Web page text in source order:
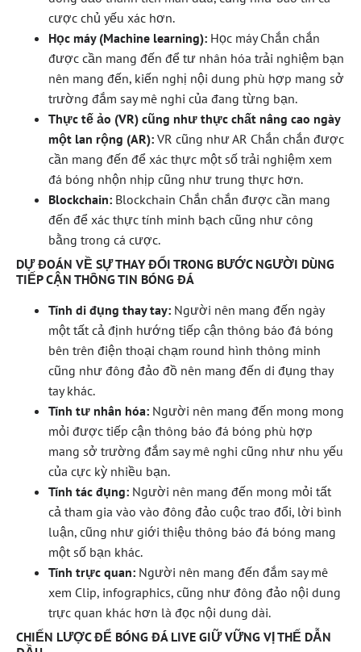
cược chủ yếu xác hơn.
Học máy (Machine learning): Học máy Chắn chắn
được cần mang đến để tư nhân hóa trải nghiệm bạn
nên mang đến, kiến nghị nội dung phù hợp mang sở
trường đắm say mê nghi của đang từng bạn.
Thực tế ảo (VR) cũng như thực chất nâng cao ngày
một lan rộng (AR): VR cũng như AR Chắn chắn được
cần mang đến để xác thực một số trải nghiệm xem
đá bóng nhộn nhịp cũng như trung thực hơn.
Blockchain: Blockchain Chắn chắn được cần mang
đến để xác thực tính minh bạch cũng như công
bằng trong cá cược.
DỰ ĐOÁN VỀ SỰ THAY ĐỔI TRONG BƯỚC NGƯỜI DÙNG
TIẾP CẬN THÔNG TIN BÓNG ĐÁ
Tính di đụng thay tay: Người nên mang đến ngày
một tất cả định hướng tiếp cận thông báo đá bóng
bên trên điện thoại chạm round hình thông minh
cũng như đông đảo đồ nên mang đến di đụng thay
tay khác.
Tính tư nhân hóa: Người nên mang đến mong mong
mỏi được tiếp cận thông báo đá bóng phù hợp
mang sở trường đắm say mê nghi cũng như nhu yếu
của cực kỳ nhiều bạn.
Tính tác đụng: Người nên mang đến mong mỏi tất
cả tham gia vào vào đông đảo cuộc trao đổi, lời bình
luận, cũng như giới thiệu thông báo đá bóng mang
một số bạn khác.
Tính trực quan: Người nên mang đến đắm say mê
xem Clip, infographics, cũng như đông đảo nội dung
trực quan khác hơn là đọc nội dung dài.
CHIẾN LƯỢC ĐỂ BÓNG ĐÁ LIVE GIỮ VỮNG VỊ THẾ DẪN